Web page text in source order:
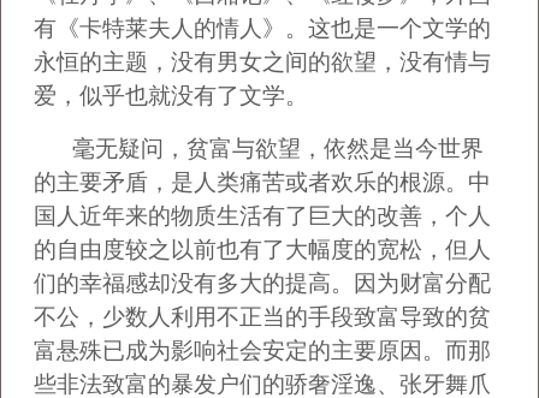
有《卡特莱夫人的情人》。这也是一个文学的
永恒的主题，没有男女之间的欲望，没有情与
爱，似乎也就没有了文学。
毫无疑问，贫富与欲望，依然是当今世界
的主要矛盾，是人类痛苦或者欢乐的根源。中
国人近年来的物质生活有了巨大的改善，个人
的自由度较之以前也有了大幅度的宽松，但人
们的幸福感却没有多大的提高。因为财富分配
不公，少数人利用不正当的手段致富导致的贫
富悬殊已成为影响社会安定的主要原因。而那
些非法致富的暴发户们的骄奢淫逸、张牙舞爪